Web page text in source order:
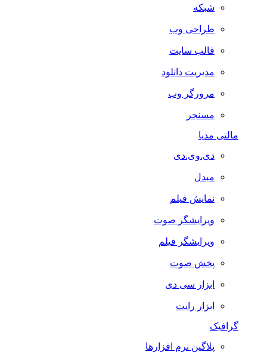
شبکه
طراحی وب
قالب سایت
مدیریت دانلود
مرورگر وب
مسنجر
مالتی مدیا
دی.وی.دی
مبدل
نمایش فیلم
ویرایشگر صوت
ویرایشگر فیلم
پخش صوت
ابزار سی دی
ابزار رایت
گرافیک
پلاگین نرم افزارها